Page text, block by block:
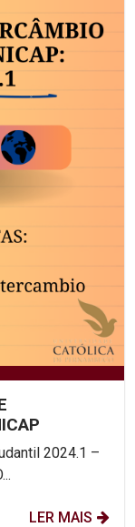
2024.1 –
LER MAIS